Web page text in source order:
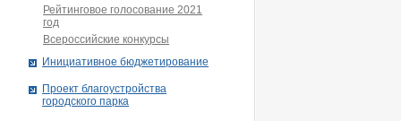
Рейтинговое голосование 2021
год
Всероссийские конкурсы
Инициативное бюджетирование
Проект благоустройства
городского парка